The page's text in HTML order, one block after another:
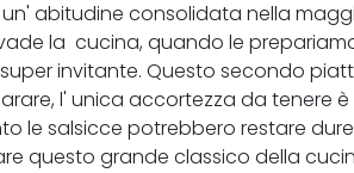
abitudine consolidata nella
la cucina, quando le
invitante. Questo secondo
l' unica accortezza da tenere è
le salsicce potrebbero restare
questo grande classico della